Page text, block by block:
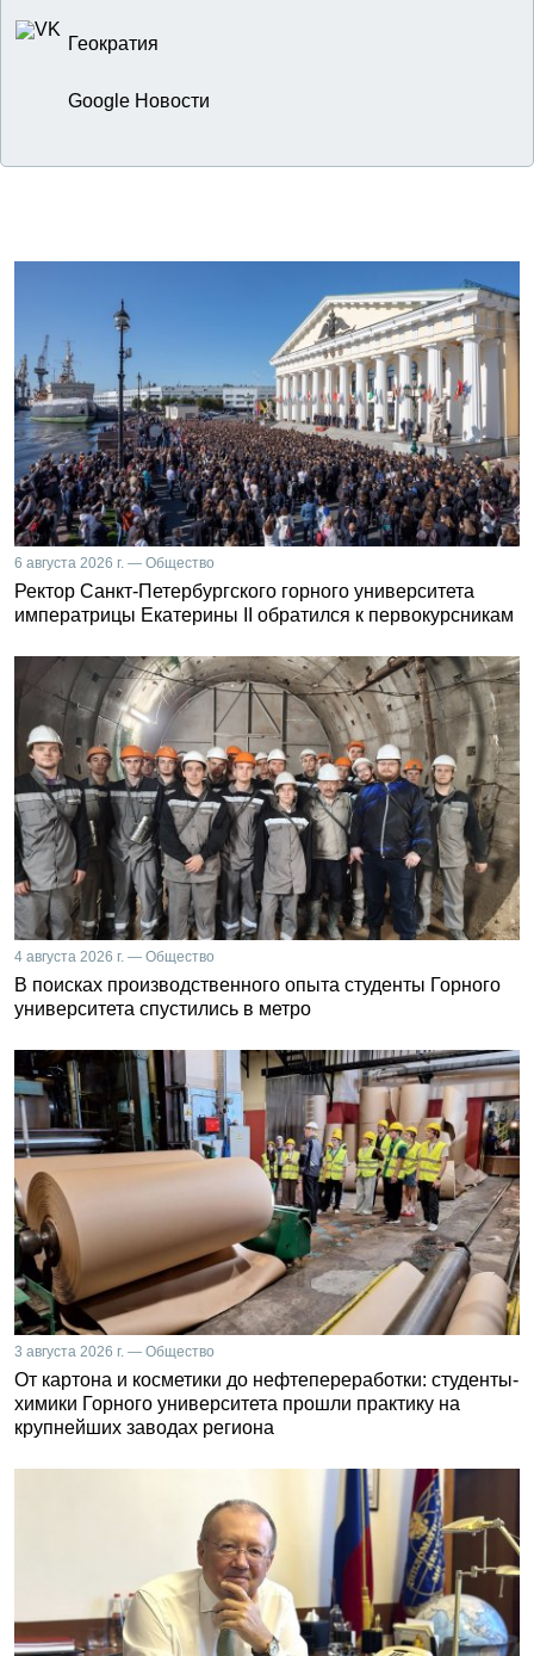
Геократия
Google Новости
6 августа 2026 г. — Общество
Ректор Санкт-Петербургского горного университета
императрицы Екатерины II обратился к первокурсникам
4 августа 2026 г. — Общество
В поисках производственного опыта студенты Горного
университета спустились в метро
3 августа 2026 г. — Общество
От картона и косметики до нефтепереработки: студенты-
химики Горного университета прошли практику на
крупнейших заводах региона